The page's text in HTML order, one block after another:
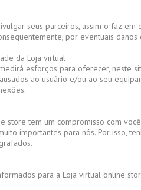
seus parceiros, assim o faz
por eventuais danos
da Loja virtual
esforços para oferecer, neste
ao usuário e/ou ao seu
store tem um compromisso com
importantes para nós. Por isso,
para a Loja virtual online